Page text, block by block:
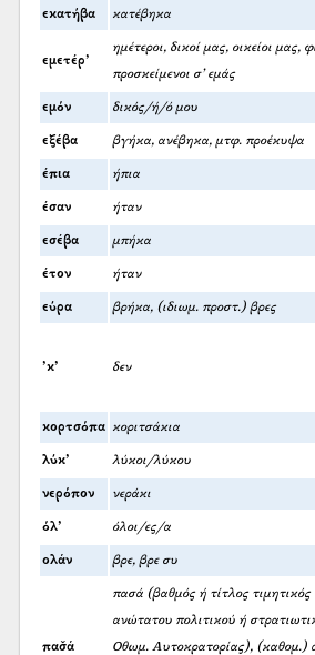
εκατήβα κατέβηκα
εμετέρ’
ημέτεροι, δικοί μας, οικείοι μας,
προσκείμενοι σ' εμάς
εμόν δικός/ή/ό μου
εξέβα βγήκα, ανέβηκα, μτφ. προέκυψα
έπια ήπια
έσαν ήταν
εσέβα μπήκα
έτον ήταν
εύρα βρήκα, (ιδιωμ. προστ.) βρες
’κ’ δεν
κορτσόπα κοριτσάκια
λύκ’ λύκοι/λύκου
νερόπον νεράκι
όλ’ όλοι/ες/α
ολάν βρε, βρε συ
πασ̌ά
πασά (βαθμός ή τίτλος τιμητικός
ανώτατου πολιτικού ή
Οθωμ. Αυτοκρατορίας), (καθομ.)